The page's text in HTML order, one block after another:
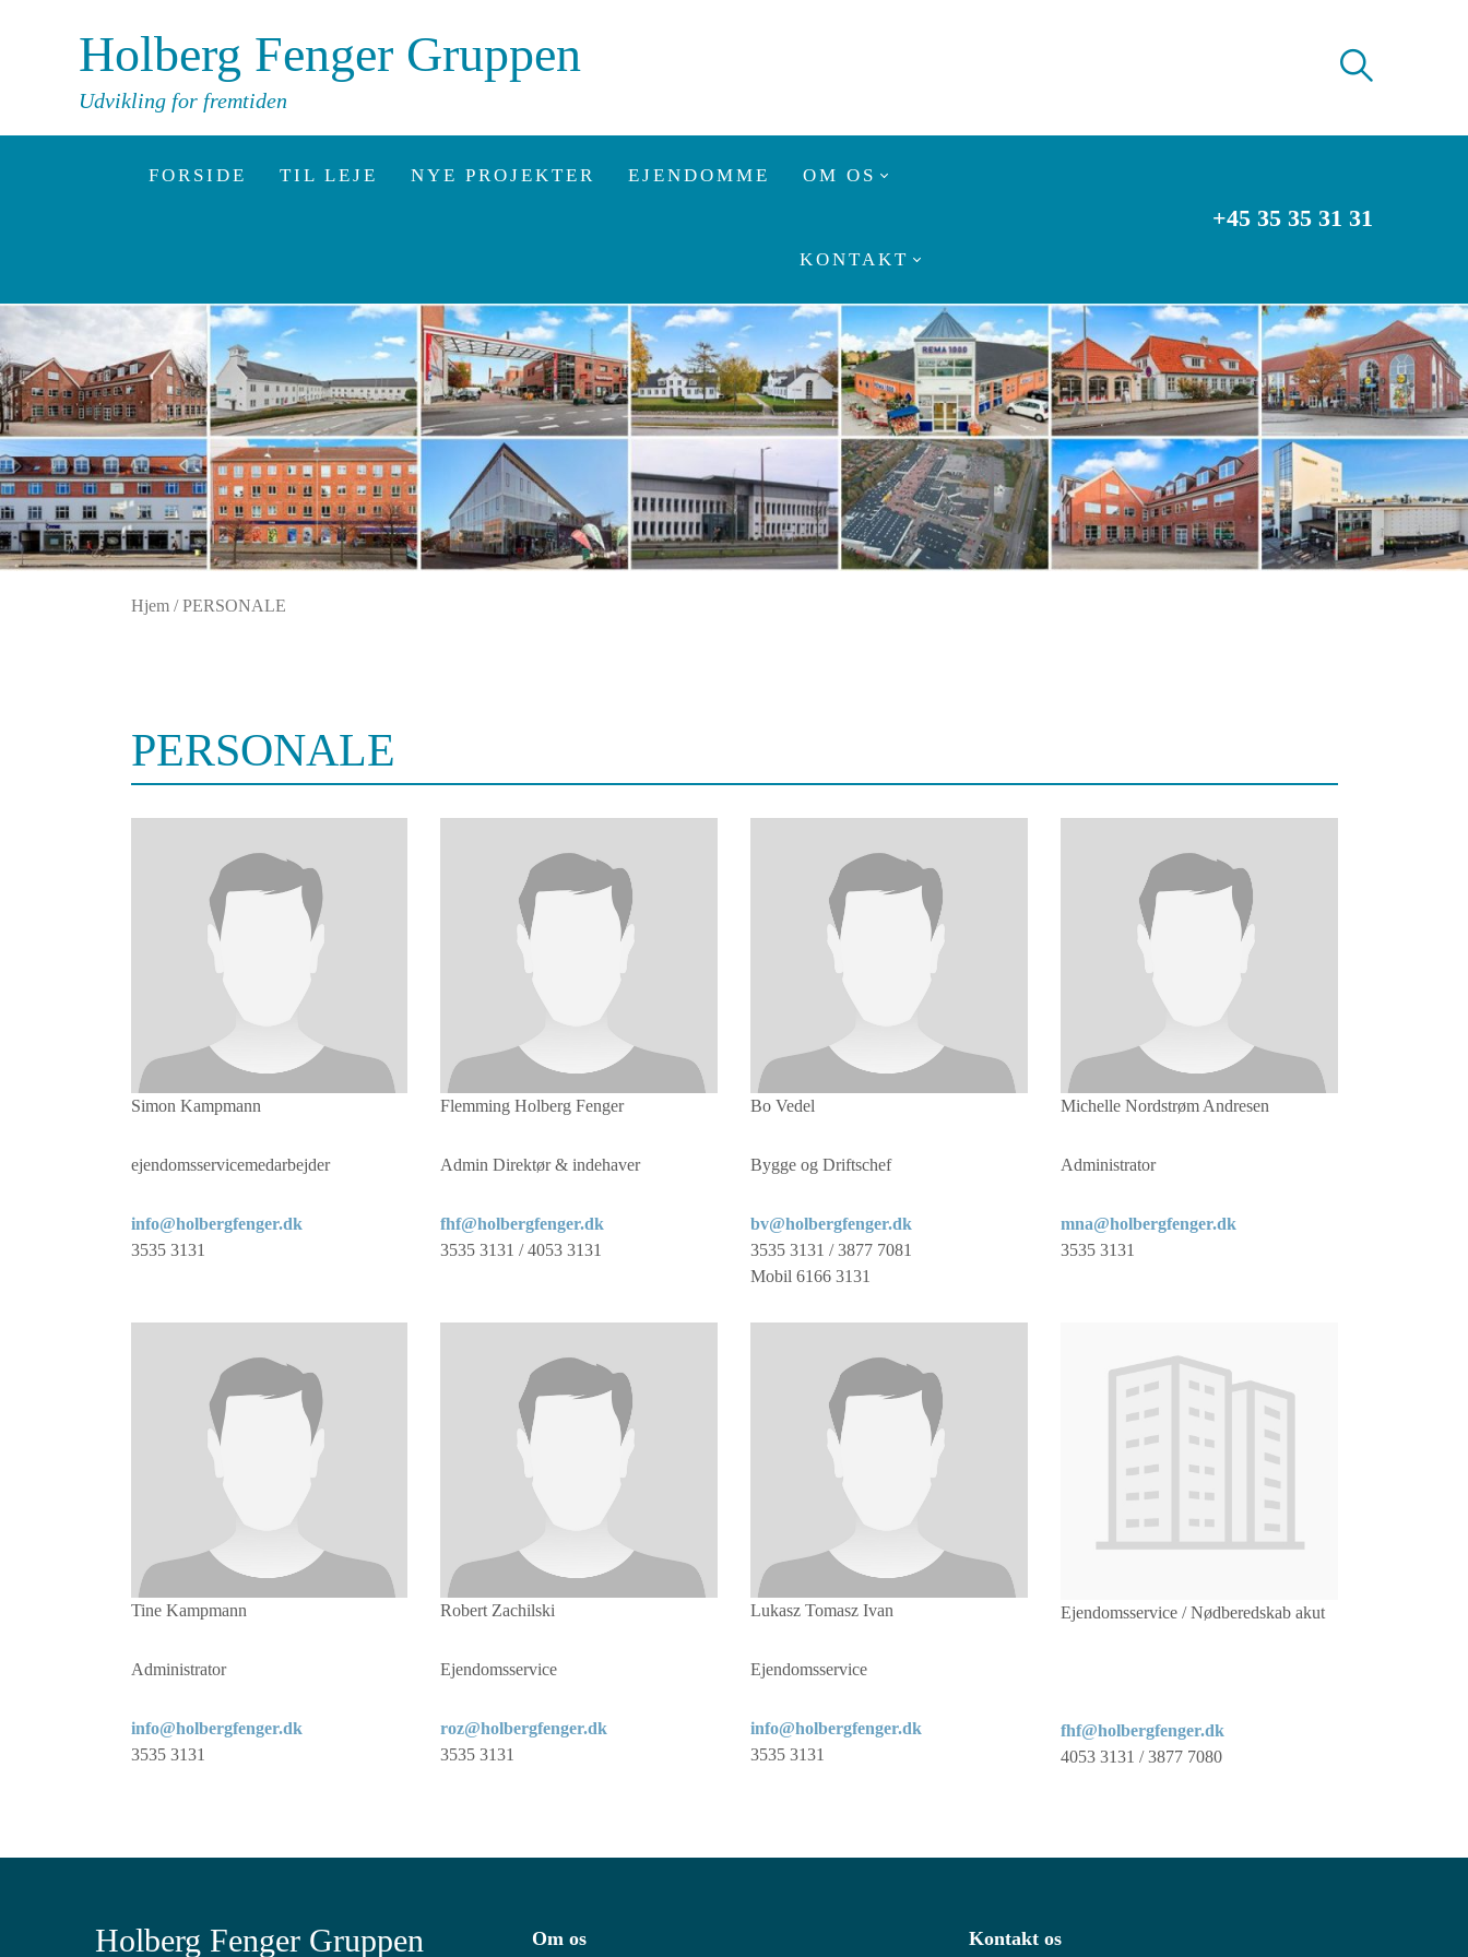
Holberg Fenger Gruppen
Udvikling for fremtiden
FORSIDE TIL LEJE NYE PROJEKTER EJENDOMME OM OS
KONTAKT
+45 35 35 31 31
Hjem/PERSONALE
PERSONALE
Simon Kampmann
ejendomsservicemedarbejder
info@holbergfenger.dk
3535 3131
Flemming Holberg Fenger
Admin Direktør & indehaver
fhf@holbergfenger.dk
3535 3131 / 4053 3131
Bo Vedel
Bygge og Driftschef
bv@holbergfenger.dk
3535 3131 / 3877 7081
Mobil 6166 3131
Michelle Nordstrøm Andresen
Administrator
mna@holbergfenger.dk
3535 3131
Tine Kampmann
Administrator
info@holbergfenger.dk
3535 3131
Robert Zachilski
Ejendomsservice
roz@holbergfenger.dk
3535 3131
Lukasz Tomasz Ivan
Ejendomsservice
info@holbergfenger.dk
3535 3131
Ejendomsservice / Nødberedskab akut
fhf@holbergfenger.dk
4053 3131 / 3877 7080
Holberg Fenger Gruppen Om os Kontakt os